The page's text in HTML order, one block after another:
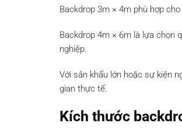
Backdrop 3m × 4m phù hợp
Backdrop 4m × 6m là lựa chọn
nghiệp.
Với sân khấu lớn hoặc sự kiện
gian thực tế.
Kích thước